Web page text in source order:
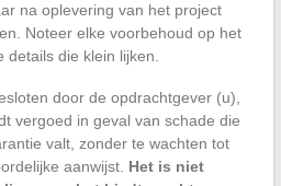
na oplevering van het project
Noteer elke voorbehoud op het
die klein lijken.
door de opdrachtgever (u),
vergoed in geval van schade die
valt, zonder te wachten tot
aanwijst. Het is niet